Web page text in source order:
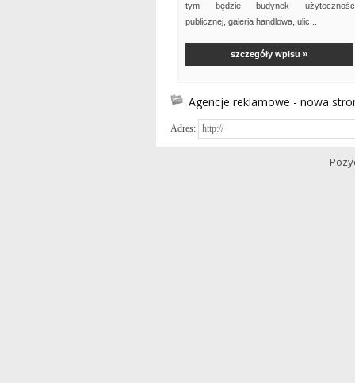
tym będzie budynek
publicznej, galeria handlowa, ulic...
szczegóły wpisu »
Agencje reklamowe - nowa
Adres: